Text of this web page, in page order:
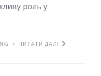
роль у
ЧИТАТИ ДАЛІ